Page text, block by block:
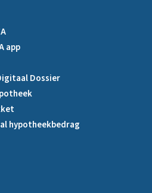
app
Dossier
hypotheekbedrag